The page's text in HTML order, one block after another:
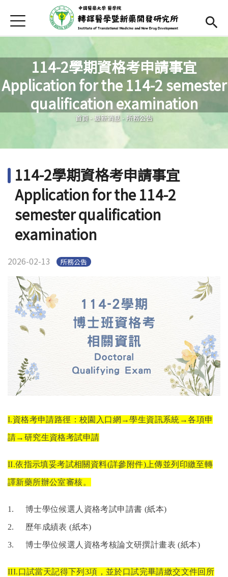
首頁
最新消息
本所簡介
Open
師資陣容
Open
課程內容
表單下載
English
Jump to Navigation
Jump to Main content
114-2學期資格考申請事宜
Application for the 114-2 semester
qualification examination
您在這裡
首頁-最新消息- 所務公告
114-2學期資格考申請事宜
Application for the 114-2
semester qualification
examination
2026-02-13 所務公告
I.資格考申請路徑：校園入口網 →學生資訊系統 →各項申
請→ 研究生資格考試申請
II.依指示填妥考試相關資料(詳參附件) 上傳並列印繳至轉
譯新藥所辦公室審核。
1. 博士學位候選人資格考試申請書 (紙本)
2. 歷年成績表 (紙本)
3. 博士學位候選人資格考核論文研撰計畫表 (紙本)
III.口試當天記得下列 3項，並於口試完畢請繳交文件回所